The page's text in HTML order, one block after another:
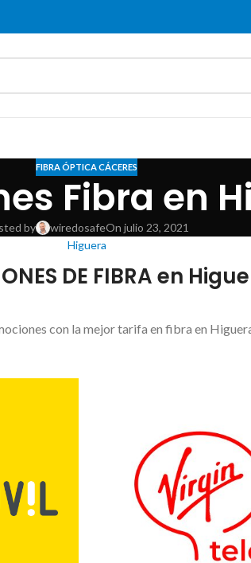
FIBRA ÓPTICA CÁCERES
Fibra en
by wiredosafeOn julio 23, 2021
Higuera
DE FIBRA en
con la mejor tarifa en fibra en